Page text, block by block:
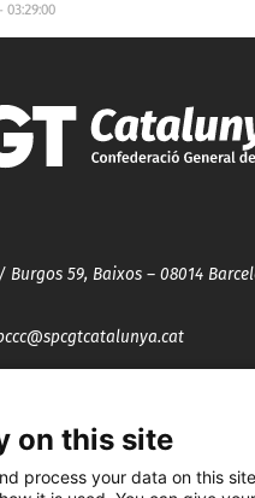
03:29:00
Burgos 59, Baixos – 08014
spcgtcatalunya.cat
on this site
process your data on this